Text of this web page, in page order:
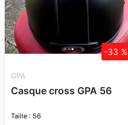
GPA
Casque cross GPA 56
Taille : 56
-33 %